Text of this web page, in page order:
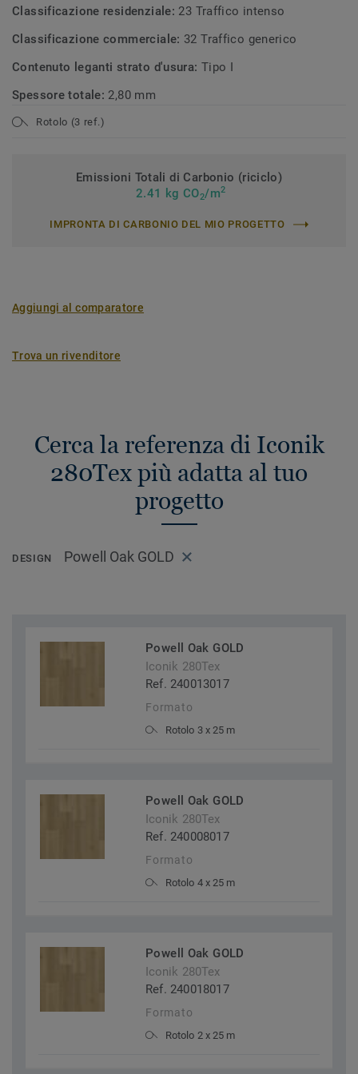
Classificazione residenziale: 23 Traffico intenso
Classificazione commerciale: 32 Traffico generico
Contenuto leganti strato d'usura: Tipo I
Spessore totale: 2,80 mm
Rotolo (3 ref.)
Emissioni Totali di Carbonio (riciclo)
2.41 kg CO2/m2
IMPRONTA DI CARBONIO DEL MIO PROGETTO
Aggiungi al comparatore
Trova un rivenditore
Cerca la referenza di Iconik
280Tex più adatta al tuo
progetto
DESIGN Powell Oak GOLD
Powell Oak GOLD
Iconik 280Tex
Ref. 240013017
Formato
Rotolo 3 x 25 m
Powell Oak GOLD
Iconik 280Tex
Ref. 240008017
Formato
Rotolo 4 x 25 m
Powell Oak GOLD
Iconik 280Tex
Ref. 240018017
Formato
Rotolo 2 x 25 m